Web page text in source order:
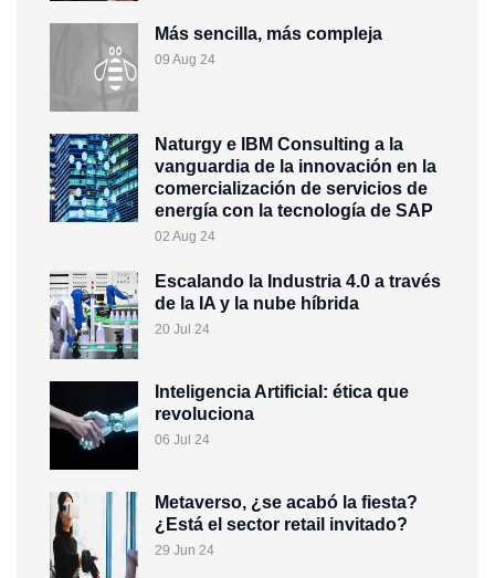
Más sencilla, más compleja
09 Aug 24
Naturgy e IBM Consulting a la
vanguardia de la innovación en la
comercialización de servicios de
energía con la tecnología de SAP
02 Aug 24
Escalando la Industria 4.0 a través
de la IA y la nube híbrida
20 Jul 24
Inteligencia Artificial: ética que
revoluciona
06 Jul 24
Metaverso, ¿se acabó la fiesta?
¿Está el sector retail invitado?
29 Jun 24